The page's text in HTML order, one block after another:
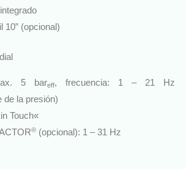
10” (opcional)
5 bareff, frecuencia: 1 – 21 Hz
de la presión)
Touch«
®(opcional): 1 – 31 Hz